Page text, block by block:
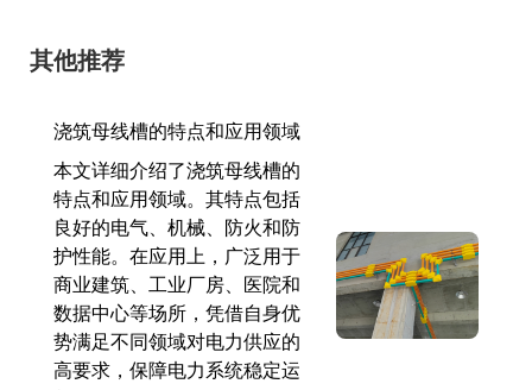
其他推荐
浇筑母线槽的特点和应用领域
本文详细介绍了浇筑母线槽的
特点和应用领域。其特点包括
良好的电气、机械、防火和防
护性能。在应用上，广泛用于
商业建筑、工业厂房、医院和
数据中心等场所，凭借自身优
势满足不同领域对电力供应的
高要求，保障电力系统稳定运